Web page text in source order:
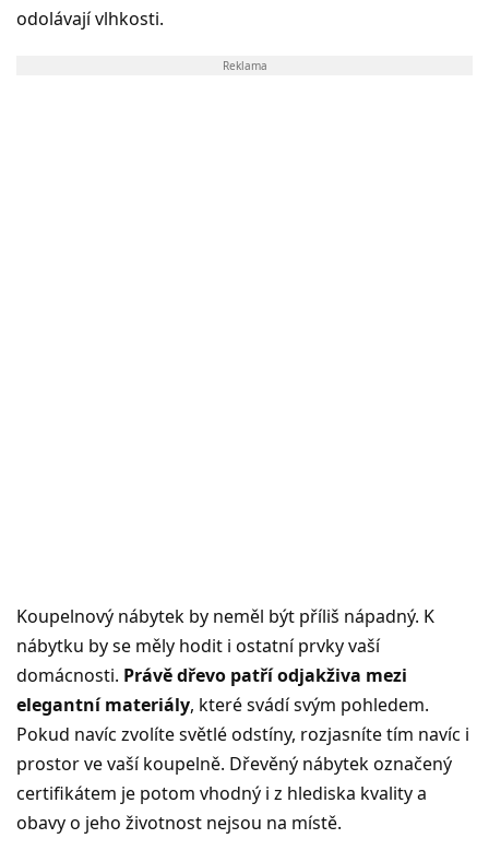
odolávají vlhkosti.
Reklama
Koupelnový nábytek by neměl být příliš nápadný. K
nábytku by se měly hodit i ostatní prvky vaší
domácnosti. Právě dřevo patří odjakživa mezi
elegantní materiály, které svádí svým pohledem.
Pokud navíc zvolíte světlé odstíny, rozjasníte tím navíc i
prostor ve vaší koupelně. Dřevěný nábytek označený
certifikátem je potom vhodný i z hlediska kvality a
obavy o jeho životnost nejsou na místě.